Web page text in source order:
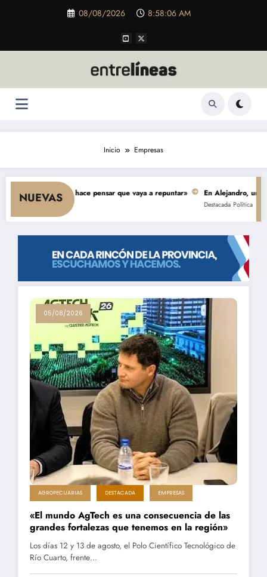
08/08/2026 8:58:07 AM
Inicio Empresas
NUEVAS
y nada hace pensar que vaya a repuntar» En Alejandro, una obra de
Política
05/08/2026
AGROPECUARIAS DESTACADA EMPRESAS
«El mundo AgTech es una consecuencia de las
grandes fortalezas que tenemos en la región»
Los días 12 y 13 de agosto, el Polo Científico Tecnológico de
Río Cuarto, frente…